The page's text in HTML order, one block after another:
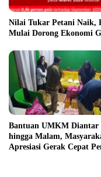
Nilai Tukar Petani Naik,
Mulai Dorong Ekonomi
Bantuan UMKM Diantar
hingga Malam,
Apresiasi Gerak Cepat